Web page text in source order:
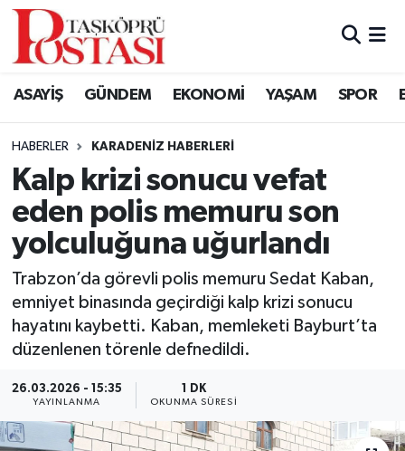
ASAYİŞ GÜNDEM EKONOMİ YAŞAM SPOR
HABERLER KARADENIZ HABERLERI
Kalp krizi sonucu vefat
eden polis memuru son
yolculuğuna uğurlandı
Trabzon’da görevli polis memuru Sedat Kaban,
emniyet binasında geçirdiği kalp krizi sonucu
hayatını kaybetti. Kaban, memleketi Bayburt’ta
düzenlenen törenle defnedildi.
26.03.2026 - 15:35
YAYINLANMA
1 DK
OKUNMA SÜRESI
Kastamonu Vefat Edenler
Araç Haberleri
Azdavay Haberleri
Bozkurt Haberleri
Çatalzeytin Haberleri
Cide Haberleri
Daday Haberleri